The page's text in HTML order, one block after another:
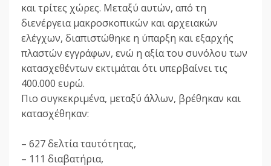
και τρίτες χώρες. Μεταξύ αυτών, από τη
διενέργεια μακροσκοπικών και αρχειακών
ελέγχων, διαπιστώθηκε η ύπαρξη και εξαρχής
πλαστών εγγράφων, ενώ η αξία του συνόλου των
κατασχεθέντων εκτιμάται ότι υπερβαίνει τις
400.000 ευρώ.
Πιο συγκεκριμένα, μεταξύ άλλων, βρέθηκαν και
κατασχέθηκαν:
– 627 δελτία ταυτότητας,
– 111 διαβατήρια,